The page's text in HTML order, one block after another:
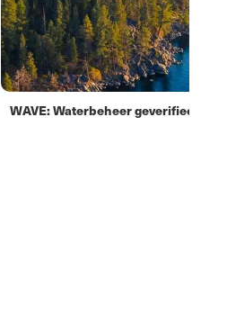
WAVE: Waterbeheer geverifieerd